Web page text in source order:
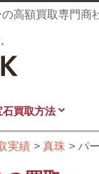
高額買取専門商
石買取方法
実績 真珠 パ